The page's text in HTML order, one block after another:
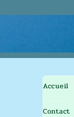
Accueil
Contact